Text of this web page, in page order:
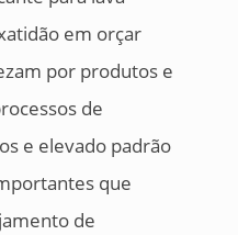
em orçar
por produtos e
de
e elevado padrão
que
de